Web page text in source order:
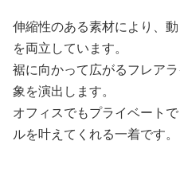
伸縮性のある素材により、
を両立しています。
裾に向かって広がるフレア
象を演出します。
オフィスでもプライベート
ルを叶えてくれる一着です。